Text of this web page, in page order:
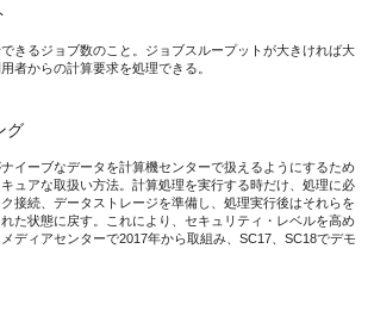
グループは、CMCのOCTOPUSの負荷を
に与える影響（本研究成果の意義）
大型計算機におけるクラウドバースティン
きるジョブ数のこと。ジョブスループットが大きければ大
者からの計算要求を処理できる。
グ
イーブなデータを計算機センターで扱えるようにするため
ュアな取扱い方法。計算処理を実行する時だけ、処理に必
接続、データストレージを準備し、処理実行後はそれらを
た状態に戻す。これにより、セキュリティ・レベルを高め
ディアセンターで2017年から取組み、SC17、SC18でデモ